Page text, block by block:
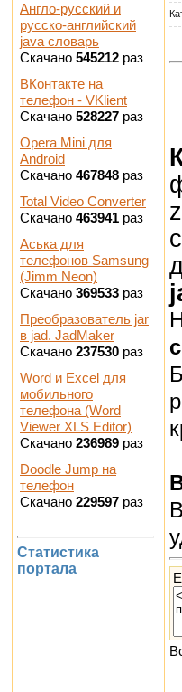
Англо-русский и
русско-английский
java словарь
Скачано 545212 раз
ВКонтакте на
телефон - VKlient
Скачано 528227 раз
Opera Mini для
Android
Скачано 467848 раз
Total Video Converter
Скачано 463941 раз
Аська для
телефонов Samsung
(Jimm Neon)
Скачано 369533 раз
Преобразователь jar
в jad. JadMaker
Скачано 237530 раз
Word и Excel для
мобильного
телефона (Word
Viewer XLS Editor)
Скачано 236989 раз
Doodle Jump на
телефон
Скачано 229597 раз
Статистика
портала